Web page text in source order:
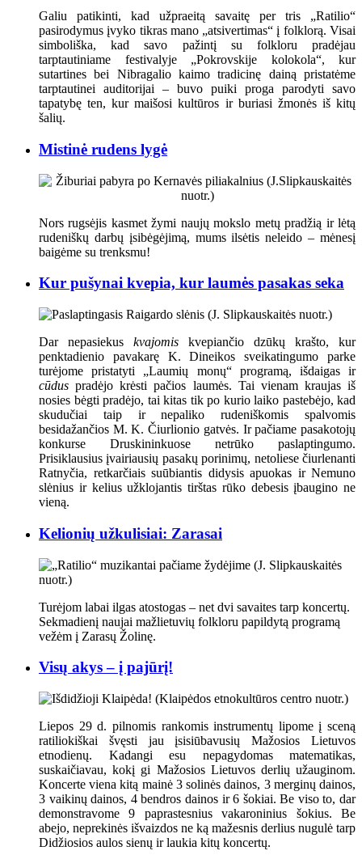
Galiu patikinti, kad užpraeitą savaitę per tris „Ratilio“
pasirodymus įvyko tikras mano „atsivertimas“ į folklorą. Visai
simboliška, kad savo pažintį su folkloru pradėjau
tarptautiniame festivalyje „Pokrovskije kolokola“, kur
sutartines bei Nibragalio kaimo tradicinę dainą pristatėme
tarptautinei auditorijai – buvo puiki proga parodyti savo
tapatybę ten, kur maišosi kultūros ir buriasi žmonės iš kitų
šalių.
Mistinė rudens lygė
Nors rugsėjis kasmet žymi naujų mokslo metų pradžią ir lėtą
rudeniškų darbų įsibėgėjimą, mums ilsėtis neleido – mėnesį
baigėme su trenksmu!
Kur pušynai kvepia, kur laumės pasakas seka
Dar nepasiekus kvajomis kvepiančio dzūkų krašto, kur
penktadienio pavakarę K. Dineikos sveikatingumo parke
turėjome pristatyti „Laumių monų“ programą, išdaigas ir
cūdus pradėjo krėsti pačios laumės. Tai vienam kraujas iš
nosies bėgti pradėjo, tai kitas tik po kurio laiko pastebėjo, kad
skudučiai taip ir nepaliko rudeniškomis spalvomis
besidažančios M. K. Čiurlionio gatvės. Ir pačiame pasakotojų
konkurse Druskininkuose netrūko paslaptingumo.
Prisiklausius įvairiausių pasakų porinimų, netoliese čiurlenanti
Ratnyčia, retkarčiais suūbiantis didysis apuokas ir Nemuno
slėnius ir kelius užklojantis tirštas rūko debesis įbaugino ne
vieną.
Kelionių užkulisiai: Zarasai
Turėjom labai ilgas atostogas – net dvi savaites tarp koncertų.
Sekmadienį naujai mažlietuvių folkloru papildytą programą
vežėm į Zarasų Žolinę.
Visų akys – į pajūrį!
Liepos 29 d. pilnomis rankomis instrumentų lipome į sceną
ratiliokiškai švęsti jau įsisiūbavusių Mažosios Lietuvos
etnodienų. Kadangi esu nepagydomas matematikas,
suskaičiavau, kokį gi Mažosios Lietuvos derlių užauginom.
Koncerte viena kitą mainė 3 solinės dainos, 3 merginų dainos,
3 vaikinų dainos, 4 bendros dainos ir 6 šokiai. Be viso to, dar
demonstravome 9 paprastesnius vakaroninius šokius. Be
abejo, neprekinės išvaizdos ne ką mažesnis derlius nugulė tarp
Didžiosios aulos sienų ir laukia kitų koncertų.